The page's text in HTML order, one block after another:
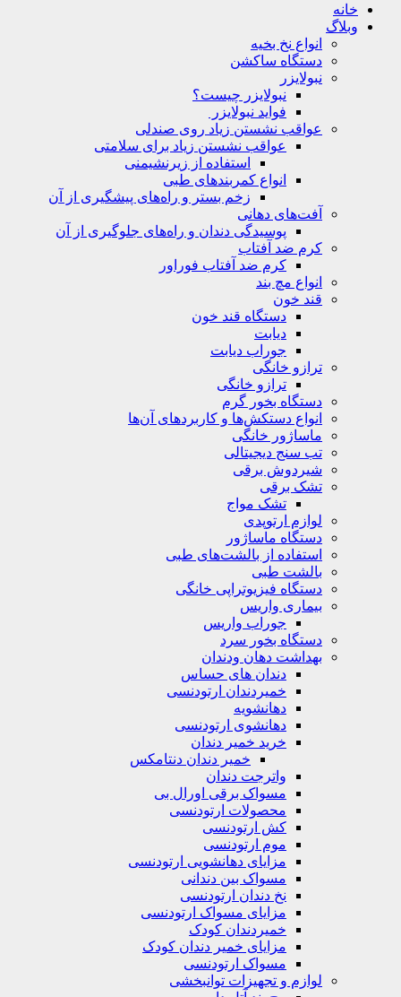
خانه
وبلاگ
انواع نخ بخیه
دستگاه ساکشن
نبولایزر
نبولایزر چیست؟
فواید نبولایزر
عواقب نشستن زیاد روی صندلی
عواقب نشستن زیاد برای سلامتی
استفاده از زیرنشیمنی
انواع کمربندهای طبی
زخم بستر و راه‌های پیشگیری از آن
آفت‌های دهانی
پوسیدگی دندان و راه‌های جلوگیری از آن
کرم ضد آفتاب
کرم ضد آفتاب فوراور
انواع مچ بند
قند خون
دستگاه قند خون
دیابت
جوراب دیابت
ترازو خانگی
ترازو خانگی
دستگاه بخور گرم
انواع دستکش‌ها و کاربردهای آن‌ها
ماساژور خانگی
تب سنج دیجیتالی
شیردوش برقی
تشک برقی
تشک مواج
لوازم ارتوپدی
دستگاه ماساژور
استفاده از بالشت‌های طبی
بالشت‌ طبی
دستگاه فیزیوتراپی خانگی
بیماری واریس
جوراب واریس
دستگاه‌ بخور سرد
بهداشت دهان ودندان
دندان های حساس
خمیردندان ارتودنسی
دهانشویه‌
دهانشوی ارتودنسی
خرید خمیر دندان
خمیر دندان دنتامکس
واترجت دندان
مسواک برقی اورال بی
محصولات ارتودنسی
کش ارتودنسی
موم ارتودنسی
مزایای دهانشویی ارتودنسی
مسواک بین دندانی
نخ دندان ارتودنسی
مزایای مسواک ارتودنسی
خمیردندان کودک
مزایای خمیر دندان کودک
مسواک ارتودنسی
لوازم و تجهیزات توانبخشی